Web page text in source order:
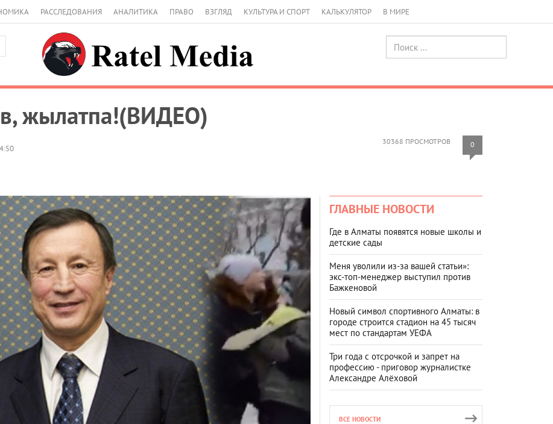
РАССЛЕДОВАНИЯ АНАЛИТИКА ПРАВО ВЗГЛЯД КУЛЬТУРА И СПОРТ КАЛЬКУЛЯТОР В МИРЕ
жылатпа!(ВИДЕО)
30368 ПРОСМОТРОВ 0
ГЛАВНЫЕ НОВОСТИ
Где в Алматы появятся новые школы и
детские сады
Меня уволили из-за вашей статьи»:
экс-топ-менеджер выступил против
Бажкеновой
Новый символ спортивного Алматы: в
городе строится стадион на 45 тысяч
мест по стандартам УЕФА
Три года с отсрочкой и запрет на
профессию - приговор журналистке
Александре Алёховой
ВСЕ НОВОСТИ